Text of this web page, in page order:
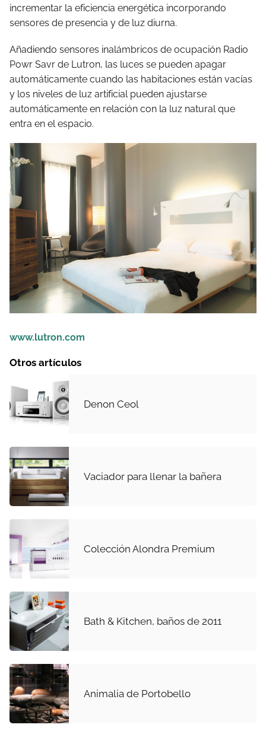
incrementar la eficiencia energética incorporando
sensores de presencia y de luz diurna.
Añadiendo sensores inalámbricos de ocupación Radio
Powr Savr de Lutron, las luces se pueden apagar
automáticamente cuando las habitaciones están vacías
y los niveles de luz artificial pueden ajustarse
automáticamente en relación con la luz natural que
entra en el espacio.
www.lutron.com
Otros artículos
Denon Ceol
Vaciador para llenar la bañera
Colección Alondra Premium
Bath & Kitchen, baños de 2011
Animalia de Portobello